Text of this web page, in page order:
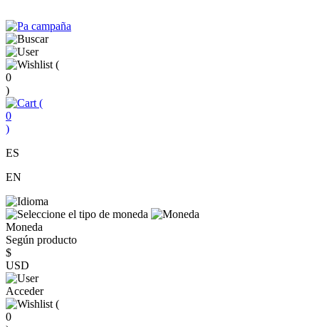
(
0
)
(
0
)
ES
EN
Moneda
Según producto
$
USD
Acceder
(
0